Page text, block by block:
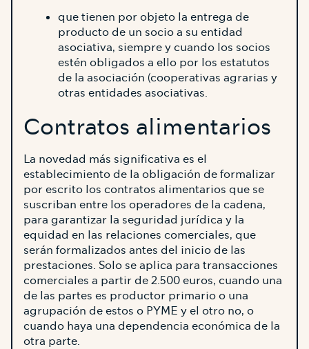
que tienen por objeto la entrega de
producto de un socio a su entidad
asociativa, siempre y cuando los socios
estén obligados a ello por los estatutos
de la asociación (cooperativas agrarias y
otras entidades asociativas.
Contratos alimentarios
La novedad más significativa es el
establecimiento de la obligación de formalizar
por escrito los contratos alimentarios que se
suscriban entre los operadores de la cadena,
para garantizar la seguridad jurídica y la
equidad en las relaciones comerciales, que
serán formalizados antes del inicio de las
prestaciones. Solo se aplica para transacciones
comerciales a partir de 2.500 euros, cuando una
de las partes es productor primario o una
agrupación de estos o PYME y el otro no, o
cuando haya una dependencia económica de la
otra parte.